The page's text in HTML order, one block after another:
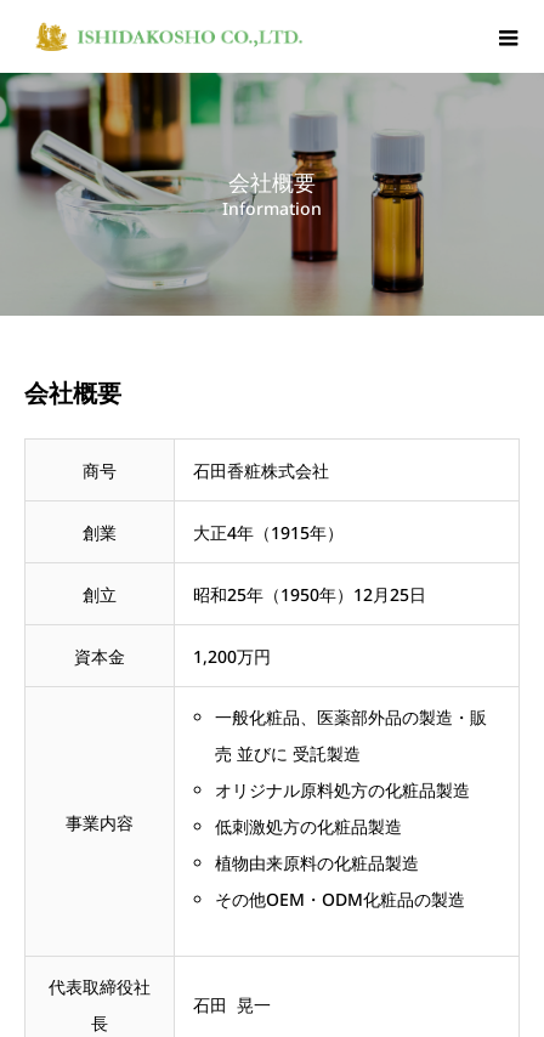
会社概要
Information
会社概要
商号 石田香粧株式会社
創業 大正4年（1915年）
創立 昭和25年（1950年）12月25日
資本金 1,200万円
事業内容
一般化粧品、医薬部外品の製造・販
売 並びに 受託製造
オリジナル原料処方の化粧品製造
低刺激処方の化粧品製造
植物由来原料の化粧品製造
その他OEM・ODM化粧品の製造
代表取締役社
長
石田 晃一